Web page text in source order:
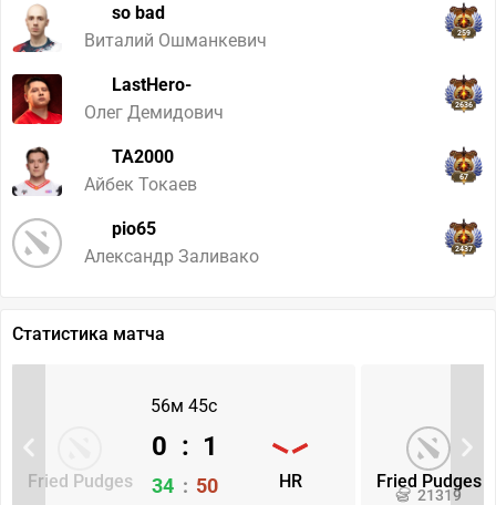
so bad
Виталий Ошманкевич
259
LastHero-
Олег Демидович
2636
TA2000
Айбек Токаев
67
pio65
Александр Заливако
2437
Статистика матча
56м 45с
Fried Pudges HR
0 : 1
34 : 50 Fried Pudges
21319